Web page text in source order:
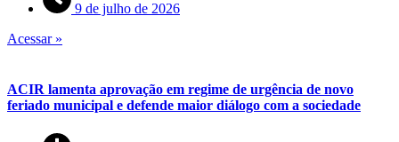
9 de julho de 2026
Acessar »
ACIR lamenta aprovação em regime de urgência de novo
feriado municipal e defende maior diálogo com a sociedade